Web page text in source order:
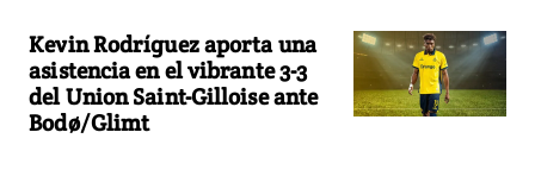
Kevin Rodríguez aporta una
asistencia en el vibrante 3-3
del Union Saint-Gilloise ante
Bodø/Glimt